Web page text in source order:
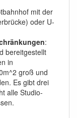
mit der
oder U-
:
bereitgestellt
in
groß und
Es gibt drei
alle Studio-